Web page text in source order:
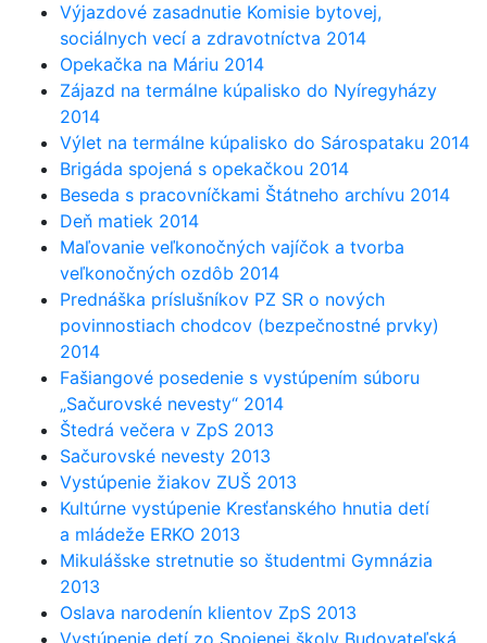
Výjazdové zasadnutie Komisie bytovej,
sociálnych vecí a zdravotníctva 2014
Opekačka na Máriu 2014
Zájazd na termálne kúpalisko do Nyíregyházy
2014
Výlet na termálne kúpalisko do Sárospataku 2014
Brigáda spojená s opekačkou 2014
Beseda s pracovníčkami Štátneho archívu 2014
Deň matiek 2014
Maľovanie veľkonočných vajíčok a tvorba
veľkonočných ozdôb 2014
Prednáška príslušníkov PZ SR o nových
povinnostiach chodcov (bezpečnostné prvky)
2014
Fašiangové posedenie s vystúpením súboru
„Sačurovské nevesty“ 2014
Štedrá večera v ZpS 2013
Sačurovské nevesty 2013
Vystúpenie žiakov ZUŠ 2013
Kultúrne vystúpenie Kresťanského hnutia detí
a mládeže ERKO 2013
Mikulášske stretnutie so študentmi Gymnázia
2013
Oslava narodenín klientov ZpS 2013
Vystúpenie detí zo Spojenej školy Budovateľská